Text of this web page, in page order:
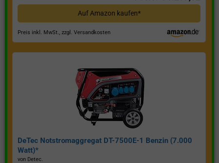
Auf Amazon kaufen*
Preis inkl. MwSt., zzgl. Versandkosten
DeTec Notstromaggregat DT-7500E-1 Benzin (7.000
Watt)*
von Detec.